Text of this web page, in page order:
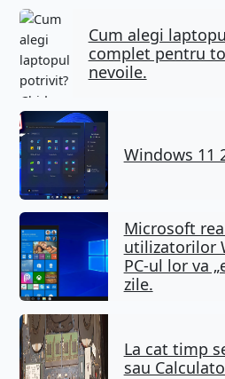
Cum alegi
complet pentru
nevoile.
Windows 11
Microsoft
utilizatorilor
PC-ul lor va
zile.
La cat timp
sau